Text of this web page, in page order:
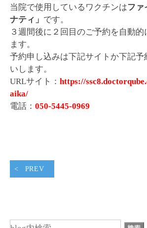
当院で使用しているワクチンはファ
ナティ」 です。
３週間後に２回目のご予約を自動的
ます。
予約申し込みは下記サイトか下記
いします。
URLサイト： https://
aika/
電話： 050-5445-0969
PREV